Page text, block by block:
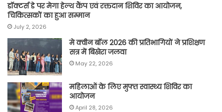
डॉक्टर्स डे पर मेगा हेल्थ कैंप एवं रक्तदान शिविर का आयोजन,
चिकित्सकों का हुआ सम्मान
July 2, 2026
मे क्वीन बॉल 2026 की प्रतिभागियों ने प्रशिक्षण
सत्र में बिखेरा जलवा
May 22, 2026
महिलाओं के लिए मुफ्त स्वास्थ्य शिविर का
आयोजन
April 28, 2026